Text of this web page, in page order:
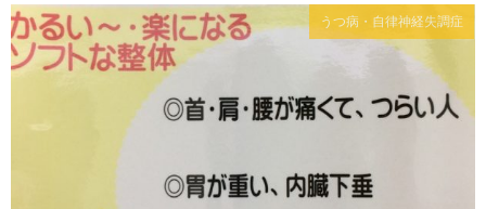
うつ病・自律神経失調症